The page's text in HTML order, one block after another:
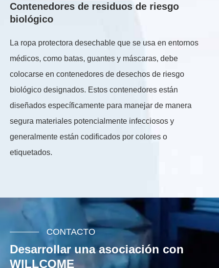
Contenedores de residuos de riesgo
biológico
La ropa protectora desechable que se usa en entornos
médicos, como batas, guantes y máscaras, debe
colocarse en contenedores de desechos de riesgo
biológico designados. Estos contenedores están
diseñados específicamente para manejar de manera
segura materiales potencialmente infecciosos y
generalmente están codificados por colores o
etiquetados.
CONTACTO
Desarrollar una asociación con
WILLCOME